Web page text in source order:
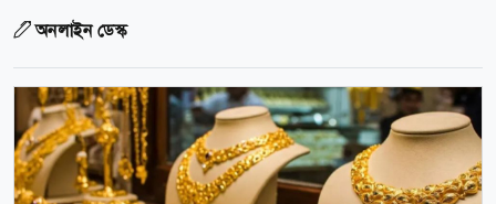
অনলাইন ডেস্ক